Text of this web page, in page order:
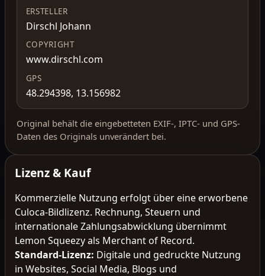
ERSTELLER
Dirschl Johann
COPYRIGHT
www.dirschl.com
GPS
48.294398, 13.156982
Original behält die eingebetteten EXIF-, IPTC- und GPS-
Daten des Originals unverändert bei.
Lizenz & Kauf
Kommerzielle Nutzung erfolgt über eine erworbene
Culoca-Bildlizenz. Rechnung, Steuern und
internationale Zahlungsabwicklung übernimmt
Lemon Squeezy als Merchant of Record.
Standard-Lizenz: Digitale und gedruckte Nutzung
in Websites, Social Media, Blogs und